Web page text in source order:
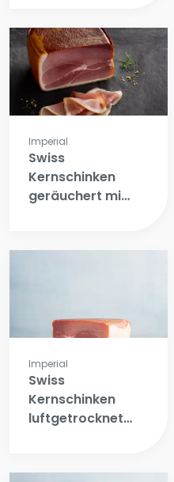
Imperial
Swiss
Kernschinken
geräuchert mit
Imperial
Swiss
Kernschinken
luftgetrocknet